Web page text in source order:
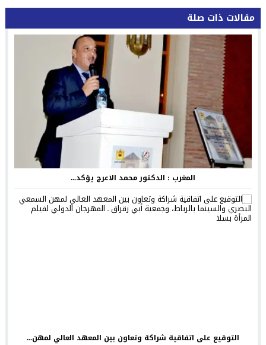
مقالات ذات صلة
المغرب : الدكتور محمد الاعرج يؤكد...
التوقيع على اتفاقية شراكة وتعاون بين المعهد العالي لمهن...